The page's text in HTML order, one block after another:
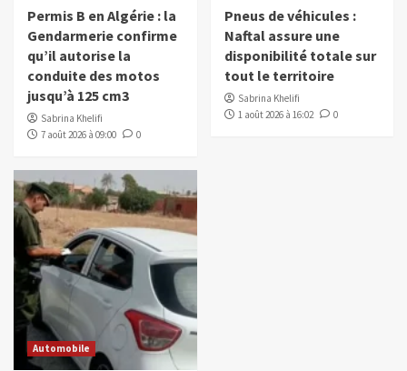
Permis B en Algérie : la
Gendarmerie confirme
qu’il autorise la
conduite des motos
jusqu’à 125 cm3
Sabrina Khelifi
7 août 2026 à 09:00
0
Pneus de véhicules :
Naftal assure une
disponibilité totale sur
tout le territoire
Sabrina Khelifi
1 août 2026 à 16:02
0
Automobile